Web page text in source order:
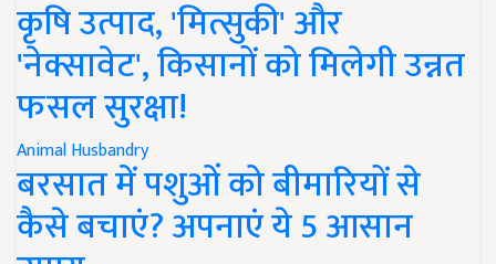
कृषि उत्पाद, 'मित्सुकी' और
'नेक्सावेट', किसानों को मिलेगी उन्नत
फसल सुरक्षा!
Animal Husbandry
बरसात में पशुओं को बीमारियों से
कैसे बचाएं? अपनाएं ये 5 आसान